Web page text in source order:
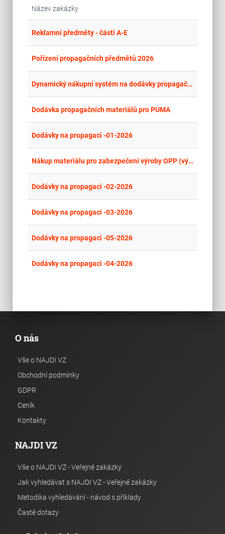
Název zakázky
Reklamní předměty - části A-E
Pořízení propagačních předmětů 2026
Dynamický nákupní systém na dodávky propagačních předmětů
Dodávka propagačních materiálů pro PUMA
Dodávky na propagaci -01-2026
Nákup materiálu pro zabezpečení výroby OPP (výstavnictví) v roce 2026
Dodávky na propagaci -02-2026
Dodávky na propagaci -03-2026
Dodávky na propagaci -05-2026
Dodávky na propagaci -04-2026
O nás
Vše o NAJDI VZ
Obchodní podmínky
GDPR
Ceník
Kontakty
NAJDI VZ
Vše o NAJDI VZ - Veřejné zakázky
Jak vyhledávat s NAJDI VZ - Veřejné zakázky
Metodika vyhledávání - návod s příklady
Časté dotazy